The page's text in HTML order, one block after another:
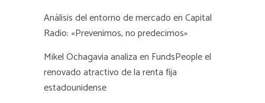
Análisis del entorno de mercado en Capital
Radio: «Prevenimos, no predecimos»
Mikel Ochagavia analiza en FundsPeople el
renovado atractivo de la renta fija
estadounidense